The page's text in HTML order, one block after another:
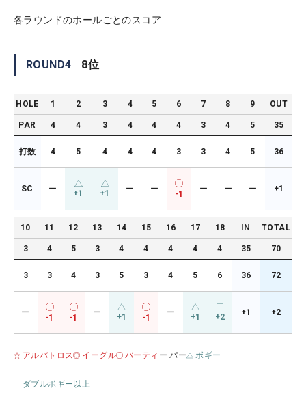
各ラウンドのホールごとのスコア
ROUND4 8位
HOLE 1 2 3 4 5 6 7 8 9 OUT
PAR 4 4 3 4 4 4 3 4 5 35
打数 4 5 4 4 4 3 3 4 5 36
SC ー +1 +1 ー ー
-1
ー ー ー +1
10 11 12 13 14 15 16 17 18 IN TOTAL
3 4 5 3 4 4 4 4 4 35 70
3 3 4 3 5 3 4 5 6 36 72
ー
-1 -1
ー +1 -1
ー +1 +2 +1 +2
アルバトロス イーグル バーティ ー パー ボギー
ダブルボギー以上